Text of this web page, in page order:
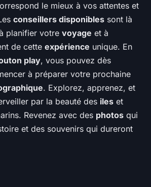
le mieux à vos attentes et
conseillers disponibles sont là
planifier votre voyage et à
de cette expérience unique. En
play, vous pouvez dès
à préparer votre prochaine
. Explorez, apprenez, et
par la beauté des iles et
Revenez avec des photos qui
et des souvenirs qui dureront